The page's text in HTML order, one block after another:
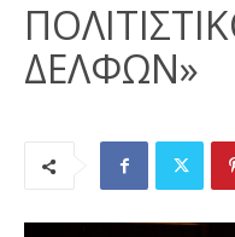
ΔΕΛΦΩΝ»